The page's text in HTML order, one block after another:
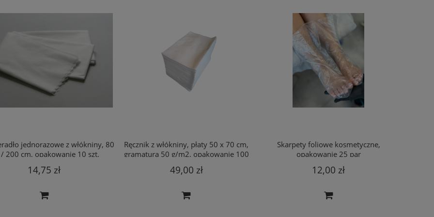
jednorazowe z włókniny,
cm, opakowanie 10 szt.
14,75 zł
Stringi jednorazowe damskie - plaster
miodu, opakowanie 10 szt.
11,70 zł
Klapki z włókniny z kolorowymi
kokardkami.
Majtki
jednorazowe z włókniny, 80
200 cm, opakowanie 10 szt.
14,75 zł
Ręcznik z włókniny, płaty 50 x 70 cm,
gramatura 50 g/m2, opakowanie 100
49,00 zł
Skarpety foliowe kosmetyczne,
opakowanie 25 par
12,00 zł